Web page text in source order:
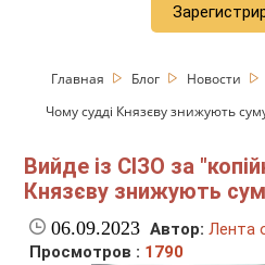
Главная Блог Новости
Чому судді Князєву знижують
Вийде із СІЗО за
Князєву знижують
06.09.2023 Автор: Лента
Просмотров : 1790